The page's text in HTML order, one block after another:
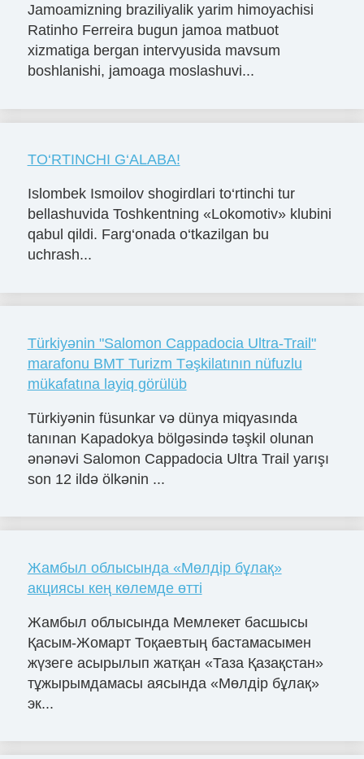
Jamoamizning braziliyalik yarim himoyachisi
Ratinho Ferreira bugun jamoa matbuot
xizmatiga bergan intervyusida mavsum
boshlanishi, jamoaga moslashuvi...
TO‘RTINCHI G‘ALABA!
Islombek Ismoilov shogirdlari to‘rtinchi tur
bellashuvida Toshkentning «Lokomotiv» klubini
qabul qildi. Farg‘onada o‘tkazilgan bu
uchrash...
Türkiyənin "Salomon Cappadocia Ultra-Trail"
marafonu BMT Turizm Təşkilatının nüfuzlu
mükafatına layiq görülüb
Türkiyənin füsunkar və dünya miqyasında
tanınan Kapadokya bölgəsində təşkil olunan
ənənəvi Salomon Cappadocia Ultra Trail yarışı
son 12 ildə ölkənin ...
Жамбыл облысында «Мөлдір бұлақ»
акциясы кең көлемде өтті
Жамбыл облысында Мемлекет басшысы
Қасым-Жомарт Тоқаевтың бастамасымен
жүзеге асырылып жатқан «Таза Қазақстан»
тұжырымдамасы аясында «Мөлдір бұлақ»
эк...